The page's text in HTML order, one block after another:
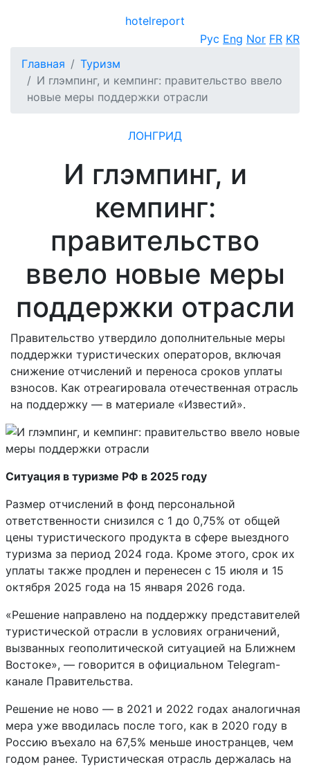
hotelreport
Рус Eng Nor FR KR
Главная
Туризм
И глэмпинг, и кемпинг: правительство ввело
новые меры поддержки отрасли
ЛОНГРИД
И глэмпинг, и
кемпинг:
правительство
ввело новые меры
поддержки отрасли
Правительство утвердило дополнительные меры
поддержки туристических операторов, включая
снижение отчислений и переноса сроков уплаты
взносов. Как отреагировала отечественная отрасль
на поддержку — в материале «Известий».
Ситуация в туризме РФ в 2025 году
Размер отчислений в фонд персональной
ответственности снизился с 1 до 0,75% от общей
цены туристического продукта в сфере выездного
туризма за период 2024 года. Кроме этого, срок их
уплаты также продлен и перенесен с 15 июля и 15
октября 2025 года на 15 января 2026 года.
«Решение направлено на поддержку представителей
туристической отрасли в условиях ограничений,
вызванных геополитической ситуацией на Ближнем
Востоке», — говорится в официальном Telegram-
канале Правительства.
Решение не ново — в 2021 и 2022 годах аналогичная
мера уже вводилась после того, как в 2020 году в
Россию въехало на 67,5% меньше иностранцев, чем
годом ранее. Туристическая отрасль держалась на